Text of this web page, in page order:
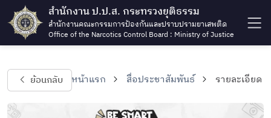
สำนักงาน ป.ป.ส. กระทรวงยุติธรรม
สำนักงานคณะกรรมการป้องกันและปราบปรามยาเสพติด
Office of the Narcotics Control Board : Ministry of Justice
ย้อนกลับ หน้าแรก สื่อประชาสัมพันธ์ รายละเอียด